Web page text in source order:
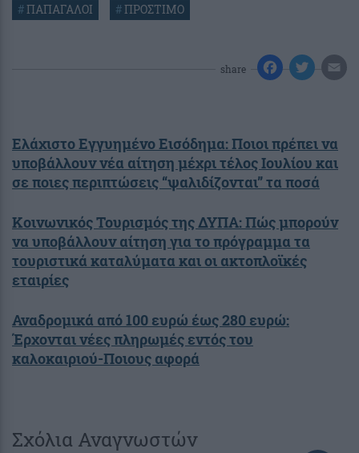
#ΠΑΠΑΓΑΛΟΙ #ΠΡΟΣΤΙΜΟ
share
Ελάχιστο Εγγυημένο Εισόδημα: Ποιοι πρέπει να
υποβάλλουν νέα αίτηση μέχρι τέλος Ιουλίου και
σε ποιες περιπτώσεις “ψαλιδίζονται” τα ποσά
Κοινωνικός Τουρισμός της ΔΥΠΑ: Πώς μπορούν
να υποβάλλουν αίτηση για το πρόγραμμα τα
τουριστικά καταλύματα και οι ακτοπλοϊκές
εταιρίες
Αναδρομικά από 100 ευρώ έως 280 ευρώ:
Έρχονται νέες πληρωμές εντός του
καλοκαιριού-Ποιους αφορά
Σχόλια Αναγνωστών